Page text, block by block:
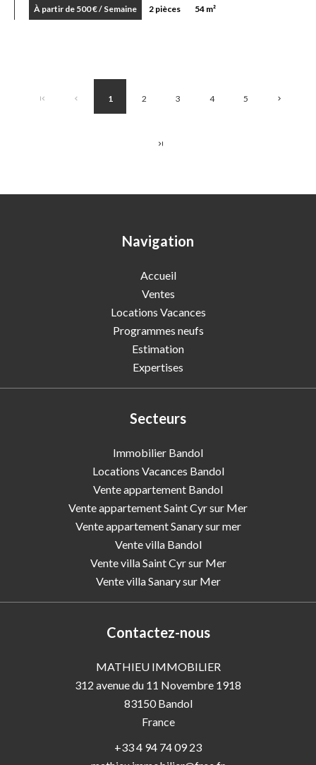
À partir de 500 € / Semaine 2 pièces 54 m²
1 2 3 4 5
Navigation
Accueil
Ventes
Locations Vacances
Programmes neufs
Estimation
Expertises
Secteurs
Immobilier Bandol
Locations Vacances Bandol
Vente appartement Bandol
Vente appartement Saint Cyr sur Mer
Vente appartement Sanary sur mer
Vente villa Bandol
Vente villa Saint Cyr sur Mer
Vente villa Sanary sur Mer
Contactez-nous
MATHIEU IMMOBILIER
312 avenue du 11 Novembre 1918
83150Bandol
France
+33 4 94 74 09 23